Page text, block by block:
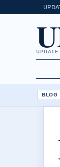
UPDATE
BLOG